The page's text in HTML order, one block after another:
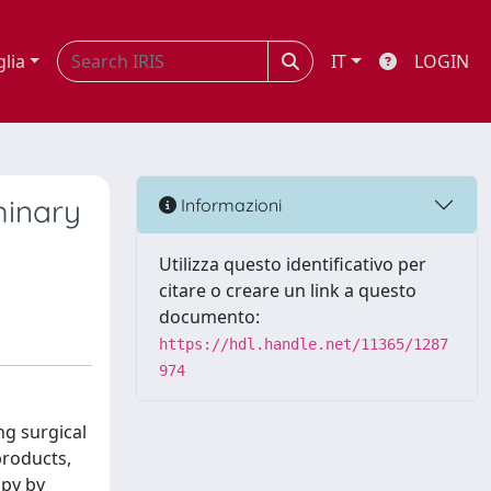
IT LOGIN
surgical
by
Informazioni
Utilizza questo identificativo per
citare o creare un link a questo
documento:
https://hdl.handle.net/11365/1287
974